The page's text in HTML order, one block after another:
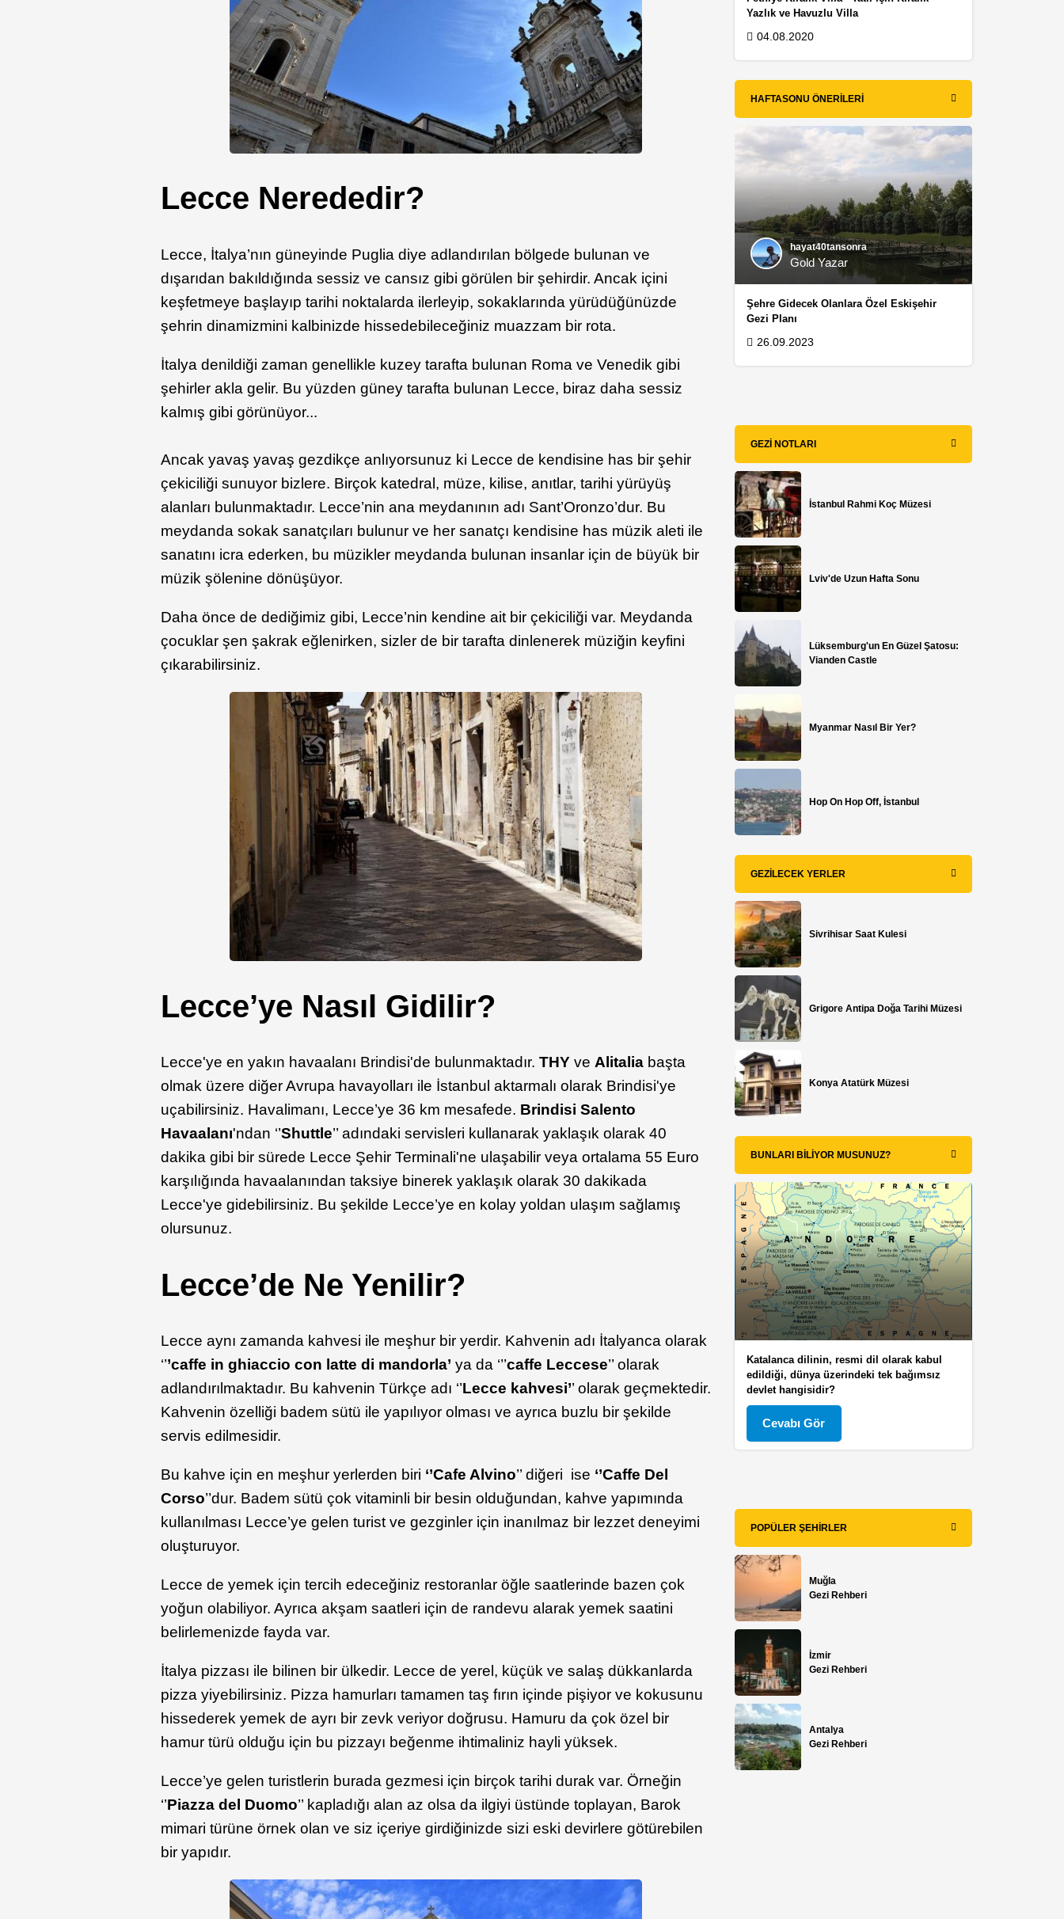
Lecce Nerededir?
Lecce, İtalya’nın güneyinde Puglia diye adlandırılan bölgede bulunan ve
dışarıdan bakıldığında sessiz ve cansız gibi görülen bir şehirdir. Ancak içini
keşfetmeye başlayıp tarihi noktalarda ilerleyip, sokaklarında yürüdüğünüzde
şehrin dinamizmini kalbinizde hissedebileceğiniz muazzam bir rota.
İtalya denildiği zaman genellikle kuzey tarafta bulunan Roma ve Venedik gibi
şehirler akla gelir. Bu yüzden güney tarafta bulunan Lecce, biraz daha sessiz
kalmış gibi görünüyor...
Ancak yavaş yavaş gezdikçe anlıyorsunuz ki Lecce de kendisine has bir şehir
çekiciliği sunuyor bizlere. Birçok katedral, müze, kilise, anıtlar, tarihi yürüyüş
alanları bulunmaktadır. Lecce’nin ana meydanının adı Sant’Oronzo’dur. Bu
meydanda sokak sanatçıları bulunur ve her sanatçı kendisine has müzik aleti ile
sanatını icra ederken, bu müzikler meydanda bulunan insanlar için de büyük bir
müzik şölenine dönüşüyor.
Daha önce de dediğimiz gibi, Lecce’nin kendine ait bir çekiciliği var. Meydanda
çocuklar şen şakrak eğlenirken, sizler de bir tarafta dinlenerek müziğin keyfini
çıkarabilirsiniz.
Lecce’ye Nasıl Gidilir?
Lecce'ye en yakın havaalanı Brindisi'de bulunmaktadır.THY ve Alitalia başta
olmak üzere diğer Avrupa havayolları ile İstanbul aktarmalı olarak Brindisi'ye
uçabilirsiniz. Havalimanı, Lecce’ye 36 km mesafede. Brindisi Salento
Havaalanı'ndan ‘’Shuttle’’ adındaki servisleri kullanarak yaklaşık olarak 40
dakika gibi bir sürede Lecce Şehir Terminali'ne ulaşabilir veya ortalama 55 Euro
karşılığında havaalanından taksiye binerek yaklaşık olarak 30 dakikada
Lecce'ye gidebilirsiniz. Bu şekilde Lecce’ye en kolay yoldan ulaşım sağlamış
olursunuz.
Lecce’de Ne Yenilir?
Lecce aynı zamanda kahvesi ile meşhur bir yerdir. Kahvenin adı İtalyanca olarak
‘’’caffe in ghiaccio con latte di mandorla’ ya da ‘’’caffe Leccese’’ olarak
adlandırılmaktadır. Bu kahvenin Türkçe adı ‘’Lecce kahvesi’’ olarak geçmektedir.
Kahvenin özelliği badem sütü ile yapılıyor olması ve ayrıca buzlu bir şekilde
servis edilmesidir.
Bu kahve için en meşhur yerlerden biri ‘’Cafe Alvino’’ diğeri ise ‘’Caffe Del
Corso’’dur. Badem sütü çok vitaminli bir besin olduğundan, kahve yapımında
kullanılması Lecce’ye gelen turist ve gezginler için inanılmaz bir lezzet deneyimi
oluşturuyor.
Lecce de yemek için tercih edeceğiniz restoranlar öğle saatlerinde bazen çok
yoğun olabiliyor. Ayrıca akşam saatleri için de randevu alarak yemek saatini
belirlemenizde fayda var.
İtalya pizzası ile bilinen bir ülkedir. Lecce de yerel, küçük ve salaş dükkanlarda
pizza yiyebilirsiniz. Pizza hamurları tamamen taş fırın içinde pişiyor ve kokusunu
hissederek yemek de ayrı bir zevk veriyor doğrusu. Hamuru da çok özel bir
hamur türü olduğu için bu pizzayı beğenme ihtimaliniz hayli yüksek.
Lecce’ye gelen turistlerin burada gezmesi için birçok tarihi durak var. Örneğin
‘’Piazza del Duomo’’ kapladığı alan az olsa da ilgiyi üstünde toplayan, Barok
mimari türüne örnek olan ve siz içeriye girdiğinizde sizi eski devirlere götürebilen
bir yapıdır.
Yazlık ve Havuzlu Villa
04.08.2020
HAFTASONU ÖNERILERI
hayat40tansonra
Gold Yazar
Şehre Gidecek Olanlara Özel Eskişehir
Gezi Planı
26.09.2023
GEZI NOTLARI
İstanbul Rahmi Koç Müzesi
Lviv'de Uzun Hafta Sonu
Lüksemburg'un En Güzel Şatosu:
Vianden Castle
Myanmar Nasıl Bir Yer?
Hop On Hop Off, İstanbul
GEZILECEK YERLER
Sivrihisar Saat Kulesi
Grigore Antipa Doğa Tarihi Müzesi
Konya Atatürk Müzesi
BUNLARI BILIYOR MUSUNUZ?
Katalanca dilinin, resmi dil olarak kabul
edildiği, dünya üzerindeki tek bağımsız
devlet hangisidir?
Cevabı Gör
POPÜLER ŞEHIRLER
Muğla
Gezi Rehberi
İzmir
Gezi Rehberi
Antalya
Gezi Rehberi